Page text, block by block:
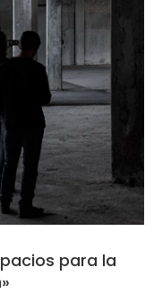
para la